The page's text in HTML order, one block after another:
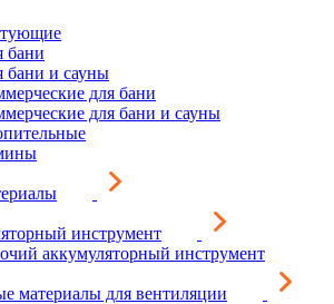
бани
бани и сауны
для бани
для бани и сауны
инструмент
аккумуляторный инструмент
материалы для вентиляции